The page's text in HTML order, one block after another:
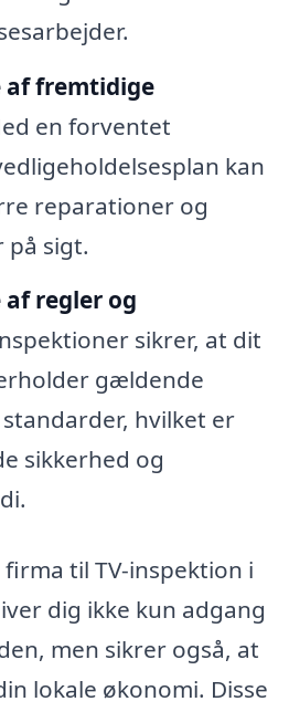
af fremtidige
en forventet
kan
reparationer og
på sigt.
regler og
sikrer, at dit
gældende
hvilket er
sikkerhed og
til TV-inspektion i
dig ikke kun adgang
men sikrer også, at
lokale økonomi. Disse